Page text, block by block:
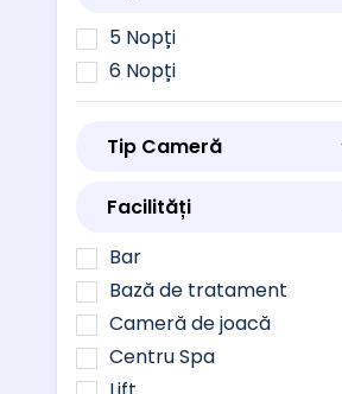
5 Nopți
6 Nopți
Tip Cameră
Facilități
Bar
Bază de tratament
Cameră de joacă
Centru Spa